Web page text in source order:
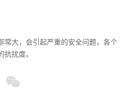
常大，会引起严重的安全问题，各个
抗扰度。